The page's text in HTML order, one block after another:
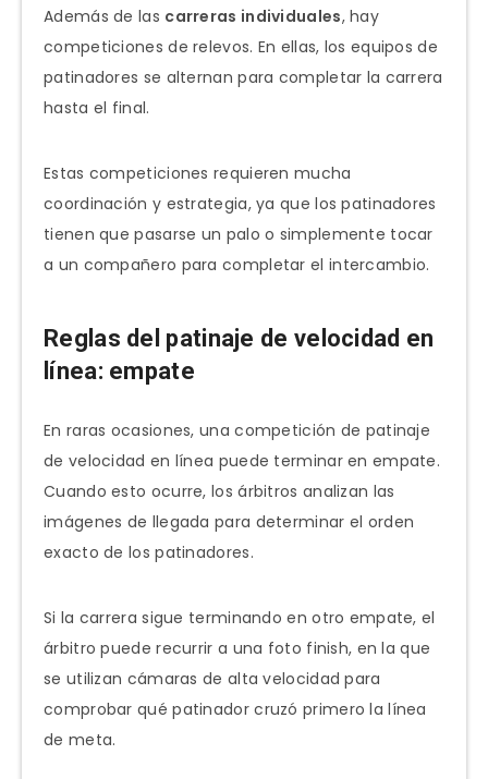
Además de las carreras individuales, hay
competiciones de relevos. En ellas, los equipos de
patinadores se alternan para completar la carrera
hasta el final.
Estas competiciones requieren mucha
coordinación y estrategia, ya que los patinadores
tienen que pasarse un palo o simplemente tocar
a un compañero para completar el intercambio.
Reglas del patinaje de velocidad en
línea: empate
En raras ocasiones, una competición de patinaje
de velocidad en línea puede terminar en empate.
Cuando esto ocurre, los árbitros analizan las
imágenes de llegada para determinar el orden
exacto de los patinadores.
Si la carrera sigue terminando en otro empate, el
árbitro puede recurrir a una foto finish, en la que
se utilizan cámaras de alta velocidad para
comprobar qué patinador cruzó primero la línea
de meta.